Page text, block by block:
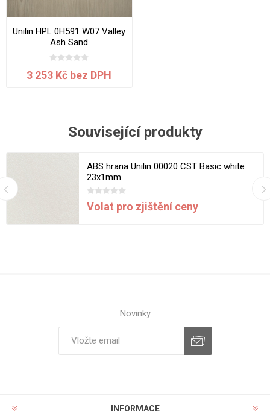
Unilin HPL 0H591 W07 Valley
Ash Sand
3050x1300x0,7mm
3 253 Kč bez DPH
Související produkty
ABS hrana Unilin 00020 CST Basic white
23x1mm
Volat pro zjištění ceny
Novinky
INFORMACE